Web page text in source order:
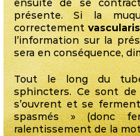
ensuite de se
présente. Si la
correctement
l’information sur la
sera en conséquence,
Tout le long du
sphincters. Ce sont
s’ouvrent et se
spasmés » (donc
ralentissement de la